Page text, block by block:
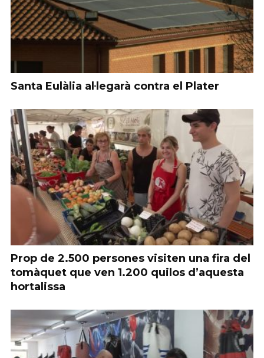
Santa Eulàlia al·legarà contra el Plater
Prop de 2.500 persones visiten una fira del
tomàquet que ven 1.200 quilos d’aquesta
hortalissa